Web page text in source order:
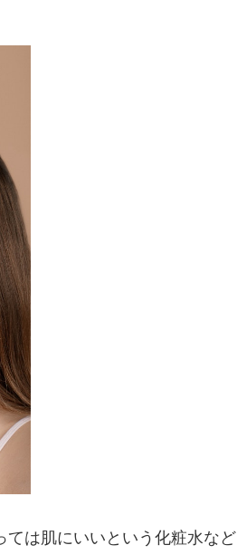
は肌にいいという化粧水など